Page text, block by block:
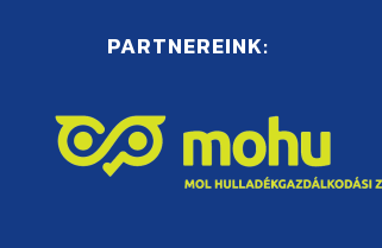
PARTNEREINK: